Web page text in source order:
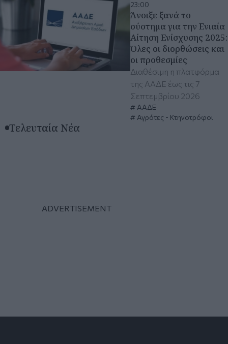
23:00
Άνοιξε ξανά το
σύστημα για την Ενιαία
Αίτηση Ενίσχυσης 2025:
Όλες οι διορθώσεις και
οι προθεσμίες
Διαθέσιμη η πλατφόρμα
της ΑΑΔΕ έως τις 7
Σεπτεμβρίου 2026
ΑΑΔΕ
Αγρότες - Κτηνοτρόφοι
Τελευταία Νέα